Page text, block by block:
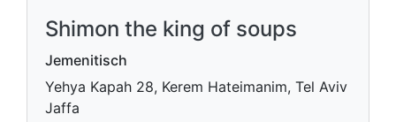
Shimon the king of soups
Jemenitisch
Yehya Kapah 28, Kerem Hateimanim, Tel Aviv
Jaffa